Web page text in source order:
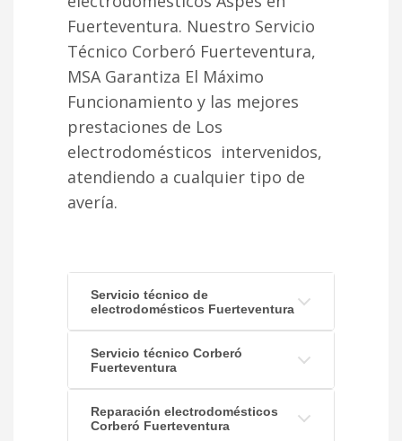
Fuerteventura. Nuestro Servicio
Técnico Corberó Fuerteventura,
MSA Garantiza El Máximo
Funcionamiento y las mejores
prestaciones de Los
electrodomésticos intervenidos,
atendiendo a cualquier tipo de
avería.
Servicio técnico de
electrodomésticos Fuerteventura
Servicio técnico Corberó
Fuerteventura
Reparación electrodomésticos
Corberó Fuerteventura